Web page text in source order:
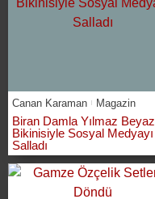
Canan Karaman Magazin
Biran Damla Yılmaz Beyaz
Bikinisiyle Sosyal Medyayı
Salladı